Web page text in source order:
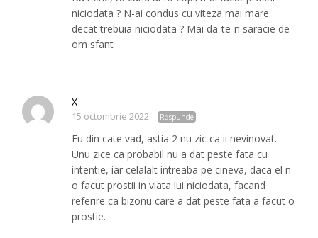
niciodata ? N-ai condus cu viteza mai mare
decat trebuia niciodata ? Mai da-te-n saracie de
om sfant
X
15 octombrie 2022 Răspunde
Eu din cate vad, astia 2 nu zic ca ii nevinovat.
Unu zice ca probabil nu a dat peste fata cu
intentie, iar celalalt intreaba pe cineva, daca el n-
o facut prostii in viata lui niciodata, facand
referire ca bizonu care a dat peste fata a facut o
prostie.